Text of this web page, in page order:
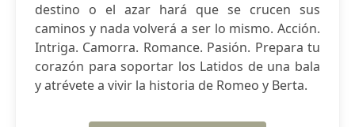
destino o el azar hará que se crucen sus
caminos y nada volverá a ser lo mismo. Acción.
Intriga. Camorra. Romance. Pasión. Prepara tu
corazón para soportar los Latidos de una bala
y atrévete a vivir la historia de Romeo y Berta.